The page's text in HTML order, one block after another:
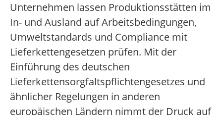
Unternehmen lassen Produktionsstätten im
In- und Ausland auf Arbeitsbedingungen,
Umweltstandards und Compliance mit
Lieferkettengesetzen prüfen. Mit der
Einführung des deutschen
Lieferkettensorgfaltspflichtengesetzes und
ähnlicher Regelungen in anderen
europäischen Ländern nimmt der Druck auf